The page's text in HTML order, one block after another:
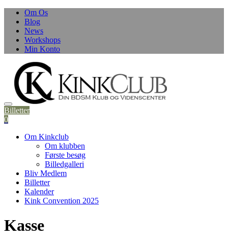
Skip
content
Om Os
Blog
News
Workshops
Min Konto
Billetter
0
Om Kinkclub
Om klubben
Første besøg
Billedgalleri
Bliv Medlem
Billetter
Kalender
Kink Convention 2025
Kasse